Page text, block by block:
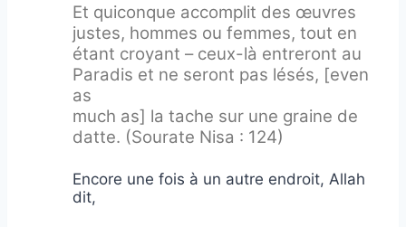
Et quiconque accomplit des œuvres
justes, hommes ou femmes, tout en
étant croyant – ceux-là entreront au
Paradis et ne seront pas lésés, [even
as
much as] la tache sur une graine de
datte. (Sourate Nisa : 124)
Encore une fois à un autre endroit, Allah
dit,